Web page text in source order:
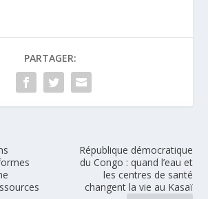
PARTAGER:
République démocratique
du Congo : quand l’eau et
les centres de santé
changent la vie au Kasaï